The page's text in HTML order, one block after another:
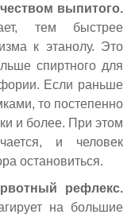
выпитого.
тем быстрее
к этанолу. Это
спиртного для
Если раньше
то постепенно
и более. При этом
и человек
остановиться.
рефлекс.
на большие